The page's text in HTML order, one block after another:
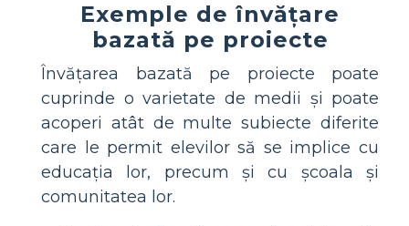
Exemple de învățare
bazată pe proiecte
Învățarea bazată pe proiecte poate
cuprinde o varietate de medii și poate
acoperi atât de multe subiecte diferite
care le permit elevilor să se implice cu
educația lor, precum și cu școala și
comunitatea lor.